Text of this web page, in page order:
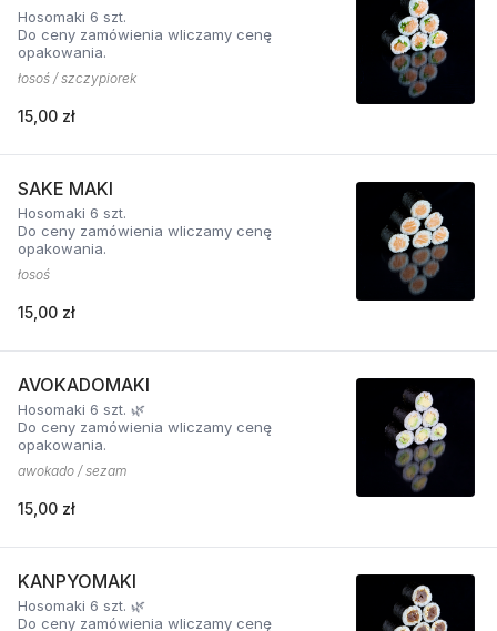
Hosomaki 6 szt.
Do ceny zamówienia wliczamy cenę
opakowania.
łosoś / szczypiorek
15,00 zł
SAKE MAKI
Hosomaki 6 szt.
Do ceny zamówienia wliczamy cenę
opakowania.
łosoś
15,00 zł
AVOKADOMAKI
Hosomaki 6 szt. 🌿
Do ceny zamówienia wliczamy cenę
opakowania.
awokado / sezam
15,00 zł
KANPYOMAKI
Hosomaki 6 szt. 🌿
Do ceny zamówienia wliczamy cenę